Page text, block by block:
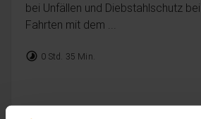
bei Unfällen und Diebstahlschutz
Fahrten mit dem ...
timelapse 0 Std. 35 Min.